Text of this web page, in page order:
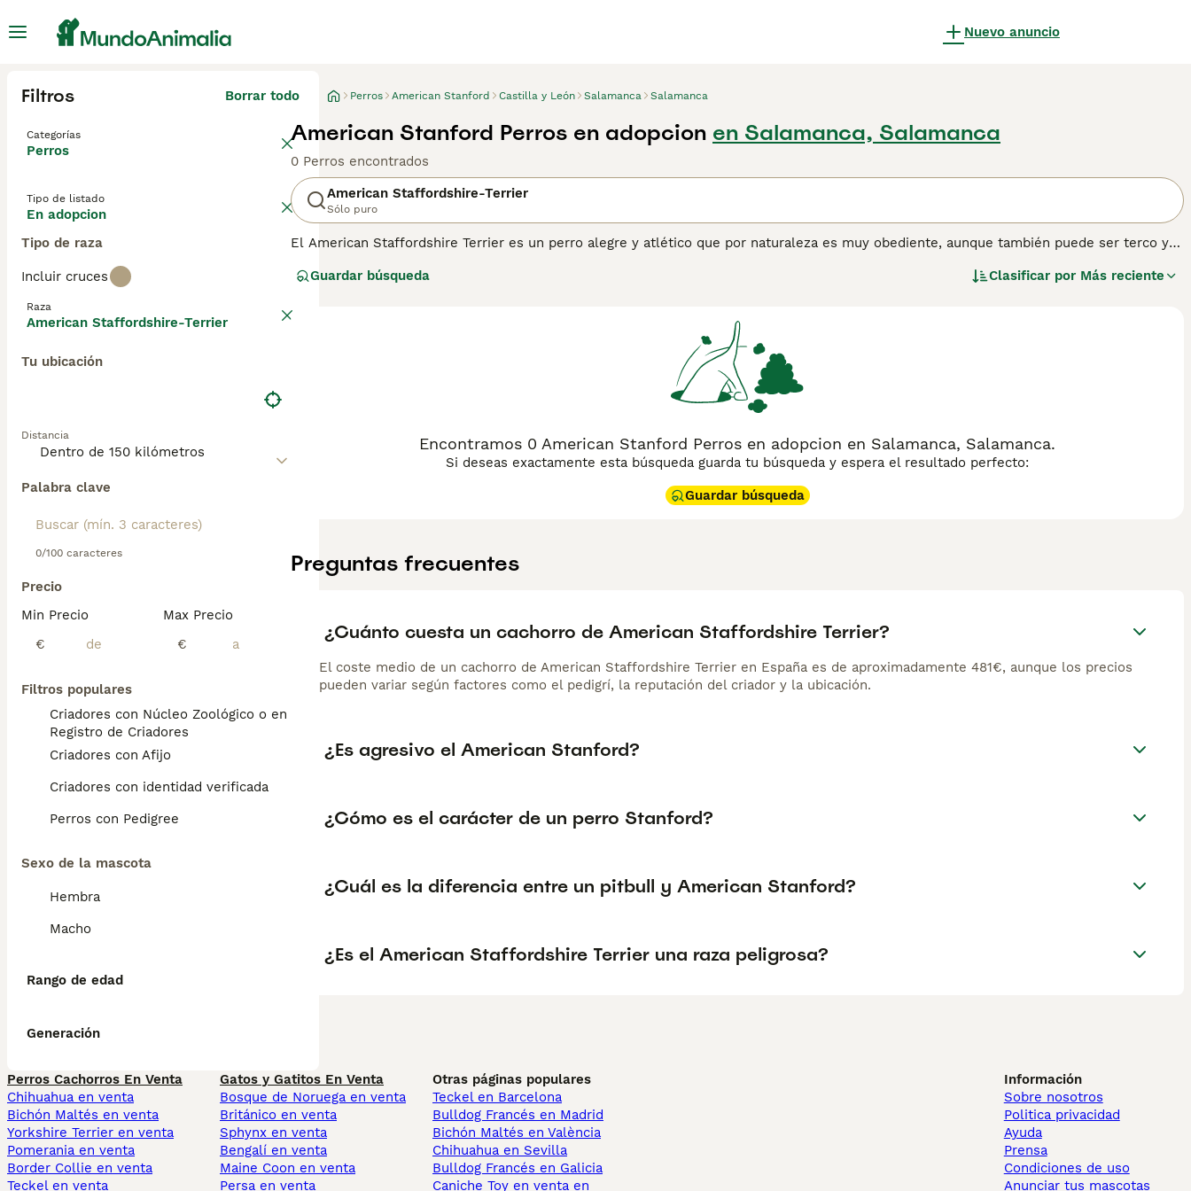
Nuevo anuncio
Filtros Borrar todo
Categorías
Perros
Tipo de listado
En adopcion
Tipo de raza
Incluir cruces
Raza
American Staffordshire-Terrier
Tu ubicación
Distancia
Palabra clave
0/100 caracteres
Precio
Min Precio
€
Max Precio
€
Filtros populares
Criadores con Núcleo Zoológico o en el
Registro de Criadores
Criadores con Afijo
Criadores con identidad verificada
Perros con Pedigree
Sexo de la mascota
Hembra
Macho
Rango de edad
Generación
Perros American Stanford Castilla y León Salamanca Salamanca
American Stanford Perros en adopcion en Salamanca, Salamanca
0 Perros encontrados
American Staffordshire-Terrier
Sólo puro
El American Staffordshire Terrier es un perro alegre y atlético que por naturaleza es muy obediente, aunque también puede ser terco y
de familia. Son amigables, confiables y muy afectuosos con las personas. Cuando se les controla un poco su entusiasmo, suelen llevarse
perros y cruces. Los American Staffordshire Terriers tienen una probabilidad relativamente alta de desarrollar agresión hacia otros perros
a medida que maduran. El American Staffordshire Terrier no es adecuado para personas con poca experiencia con perros. Consulta
American Staffordshire Terrierpara obtener más información sobre esta raza.
Guardar búsqueda Clasificar por Más reciente
Encontramos 0 American Stanford Perros en adopcion en Salamanca, Salamanca.
Si deseas exactamente esta búsqueda guarda tu búsqueda y espera el resultado perfecto:
Guardar búsqueda
Preguntas frecuentes
¿Cuánto cuesta un cachorro de American Staffordshire Terrier?
El coste medio de un cachorro de American Staffordshire Terrier en España es de aproximadamente 481€, aunque los precios
pueden variar según factores como el pedigrí, la reputación del criador y la ubicación.
¿Es agresivo el American Stanford?
¿Cómo es el carácter de un perro Stanford?
¿Cuál es la diferencia entre un pitbull y American Stanford?
¿Es el American Staffordshire Terrier una raza peligrosa?
Perros Cachorros En Venta
Chihuahua en venta
Bichón Maltés en venta
Yorkshire Terrier en venta
Pomerania en venta
Border Collie en venta
Teckel en venta
Gatos y Gatitos En Venta
Bosque de Noruega en venta
Británico en venta
Sphynx en venta
Bengalí en venta
Maine Coon en venta
Persa en venta
Otras páginas populares
Teckel en Barcelona
Bulldog Francés en Madrid
Bichón Maltés en València
Chihuahua en Sevilla
Bulldog Francés en Galicia
Caniche Toy en venta en
Información
Sobre nosotros
Politica privacidad
Ayuda
Prensa
Condiciones de uso
Anunciar tus mascotas